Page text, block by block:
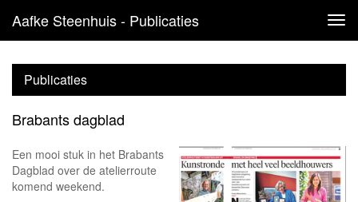
Aafke Steenhuis - Publicaties
Publicaties
Brabants dagblad
Een mooi stuk in het Brabants
Dagblad over de atelierroute
komend weekend.